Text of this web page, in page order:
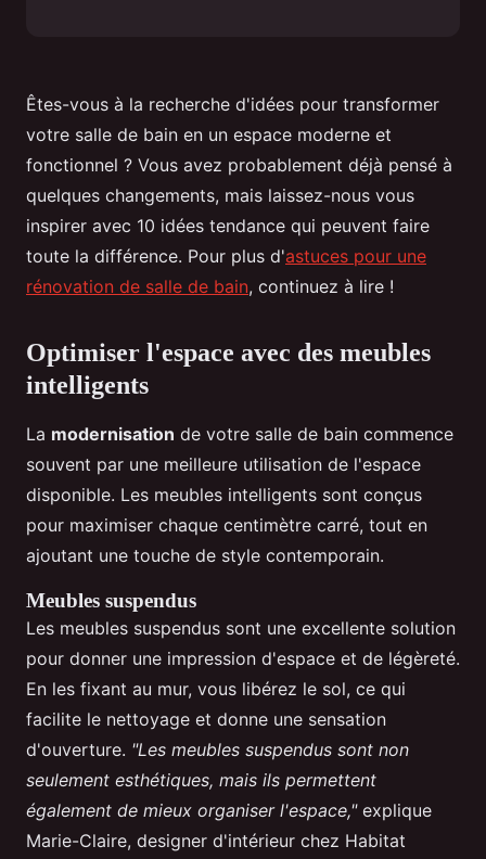
Êtes-vous à la recherche d'idées pour transformer
votre salle de bain en un espace moderne et
fonctionnel ? Vous avez probablement déjà pensé à
quelques changements, mais laissez-nous vous
inspirer avec 10 idées tendance qui peuvent faire
toute la différence. Pour plus d'astuces pour une
rénovation de salle de bain, continuez à lire !
Optimiser l'espace avec des meubles
intelligents
La modernisation de votre salle de bain commence
souvent par une meilleure utilisation de l'espace
disponible. Les meubles intelligents sont conçus
pour maximiser chaque centimètre carré, tout en
ajoutant une touche de style contemporain.
Meubles suspendus
Les meubles suspendus sont une excellente solution
pour donner une impression d'espace et de légèreté.
En les fixant au mur, vous libérez le sol, ce qui
facilite le nettoyage et donne une sensation
d'ouverture. "Les meubles suspendus sont non
seulement esthétiques, mais ils permettent
également de mieux organiser l'espace,"explique
Marie-Claire, designer d'intérieur chez Habitat